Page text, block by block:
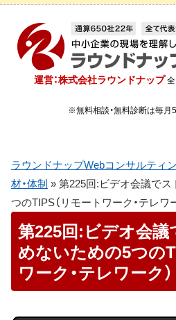
運営：株式会社ラウンドナップ
※無料相談・無料診断は毎月
ラウンドナップWebコンサルティ
材・体制 » 第225回:ビデオ会議で
つのTIPS（リモートワーク・テレワ
第225回:ビデオ会
めないための5つの
ワーク・テレワーク）